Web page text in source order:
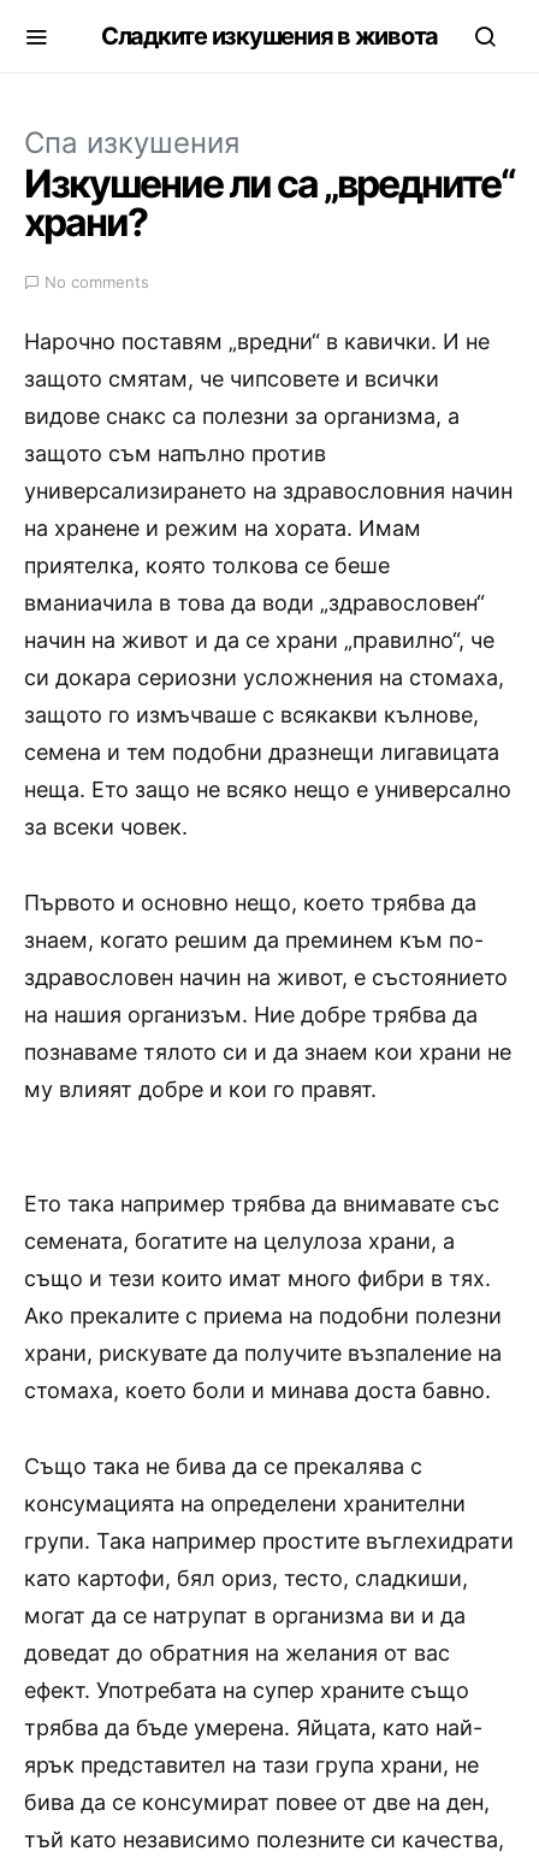
Сладките изкушения в живота
Спа изкушения
Изкушение ли са „вредните“
храни?
No comments
Нарочно поставям „вредни“ в кавички. И не
защото смятам, че чипсовете и всички
видове снакс са полезни за организма, а
защото съм напълно против
универсализирането на здравословния начин
на хранене и режим на хората. Имам
приятелка, която толкова се беше
вманиачила в това да води „здравословен“
начин на живот и да се храни „правилно“, че
си докара сериозни усложнения на стомаха,
защото го измъчваше с всякакви кълнове,
семена и тем подобни дразнещи лигавицата
неща. Ето защо не всяко нещо е универсално
за всеки човек.
Първото и основно нещо, което трябва да
знаем, когато решим да преминем към по-
здравословен начин на живот, е състоянието
на нашия организъм. Ние добре трябва да
познаваме тялото си и да знаем кои храни не
му влияят добре и кои го правят.
Ето така например трябва да внимавате със
семената, богатите на целулоза храни, а
също и тези които имат много фибри в тях.
Ако прекалите с приема на подобни полезни
храни, рискувате да получите възпаление на
стомаха, което боли и минава доста бавно.
Също така не бива да се прекалява с
консумацията на определени хранителни
групи. Така например простите въглехидрати
като картофи, бял ориз, тесто, сладкиши,
могат да се натрупат в организма ви и да
доведат до обратния на желания от вас
ефект. Употребата на супер храните също
трябва да бъде умерена. Яйцата, като най-
ярък представител на тази група храни, не
бива да се консумират повее от две на ден,
тъй като независимо полезните си качества,